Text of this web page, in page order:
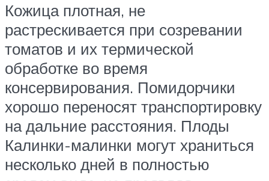
Кожица плотная, не
растрескивается при созревании
томатов и их термической
обработке во время
консервирования. Помидорчики
хорошо переносят транспортировку
на дальние расстояния. Плоды
Калинки-малинки могут храниться
несколько дней в полностью